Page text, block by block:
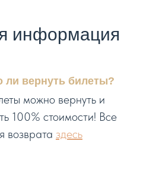
информация
ли вернуть билеты?
можно вернуть и
100% стоимости! Все
возврата здесь